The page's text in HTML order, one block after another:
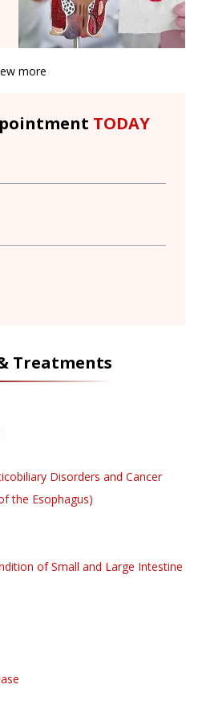
more
TODAY
Treatments
Disorders and Cancer
the Esophagus)
of Small and Large Intestine